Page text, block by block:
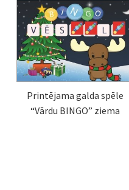
Printējama galda spēle
“Vārdu BINGO” ziema